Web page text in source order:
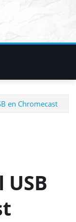
en Chromecast